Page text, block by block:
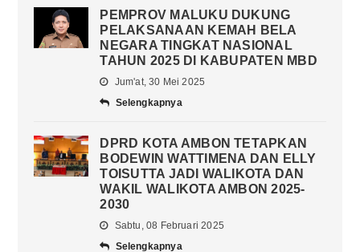
PEMPROV MALUKU DUKUNG
PELAKSANAAN KEMAH BELA
NEGARA TINGKAT NASIONAL
TAHUN 2025 DI KABUPATEN MBD
Jum'at, 30 Mei 2025
Selengkapnya
DPRD KOTA AMBON TETAPKAN
BODEWIN WATTIMENA DAN ELLY
TOISUTTA JADI WALIKOTA DAN
WAKIL WALIKOTA AMBON 2025-
2030
Sabtu, 08 Februari 2025
Selengkapnya